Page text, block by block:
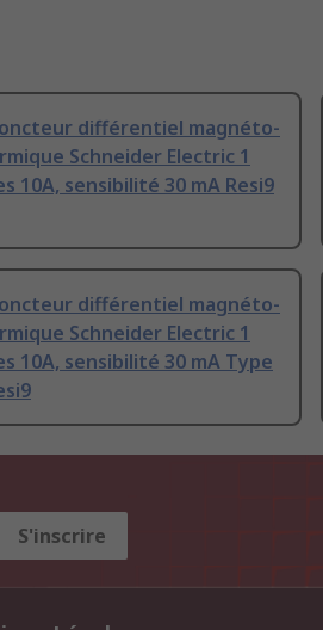
différentiel magnéto-
Schneider Electric 1
10A, sensibilité 30 mA Resi9
différentiel magnéto-
Schneider Electric 1
10A, sensibilité 30 mA Type
S'inscrire